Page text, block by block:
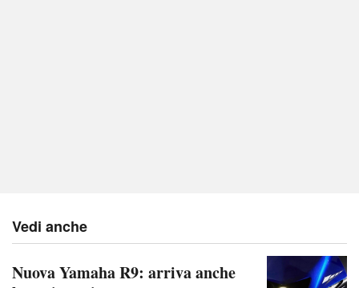
Vedi anche
Nuova Yamaha R9: arriva anche